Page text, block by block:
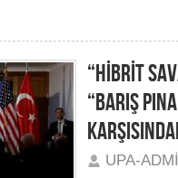
“HİBRİT
“BARIŞ
UPA-